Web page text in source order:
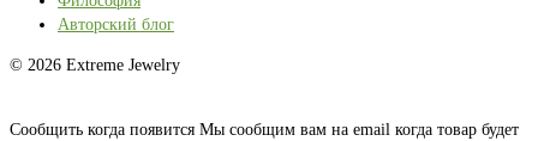
Авторский блог
© 2026 Extreme Jewelry
Сообщить когда появится Мы сообщим вам на email когда товар будет